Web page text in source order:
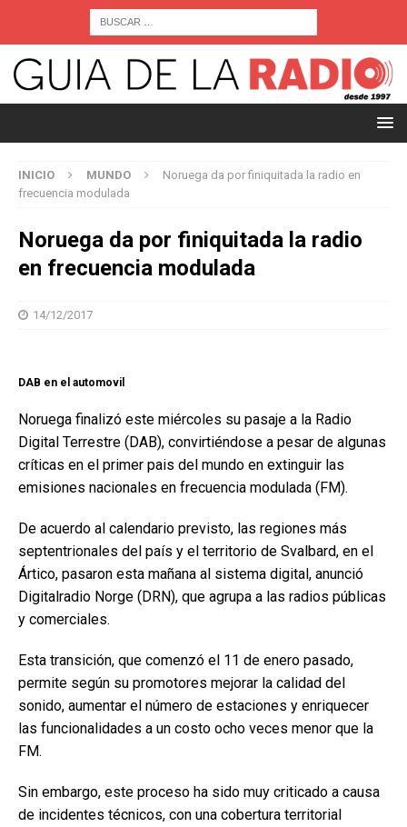
INICIO MUNDO
Noruega da por finiquitada la radio en
frecuencia modulada
Noruega da por finiquitada la radio
en frecuencia modulada
14/12/2017
DAB en el automovil
Noruega finalizó este miércoles su pasaje a la Radio
Digital Terrestre (DAB), convirtiéndose a pesar de algunas
críticas en el primer pais del mundo en extinguir las
emisiones nacionales en frecuencia modulada (FM).
De acuerdo al calendario previsto, las regiones más
septentrionales del país y el territorio de Svalbard, en el
Ártico, pasaron esta mañana al sistema digital, anunció
Digitalradio Norge (DRN), que agrupa a las radios públicas
y comerciales.
Esta transición, que comenzó el 11 de enero pasado,
permite según su promotores mejorar la calidad del
sonido, aumentar el número de estaciones y enriquecer
las funcionalidades a un costo ocho veces menor que la
FM.
Sin embargo, este proceso ha sido muy criticado a causa
de incidentes técnicos, con una cobertura territorial